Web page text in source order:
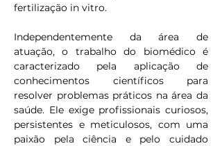
fertilização in vitro.
Independentemente da área de
atuação, o trabalho do biomédico é
caracterizado pela aplicação de
conhecimentos científicos para
resolver problemas práticos na área da
saúde. Ele exige profissionais curiosos,
persistentes e meticulosos, com uma
paixão pela ciência e pelo cuidado